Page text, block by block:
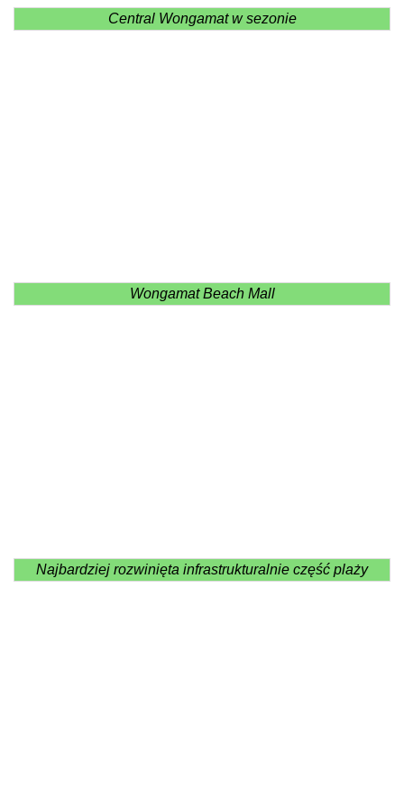
Central Wongamat w sezonie
Wongamat Beach Mall
Najbardziej rozwinięta infrastrukturalnie część plaży